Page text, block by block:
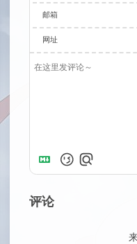
邮箱
网址
评论